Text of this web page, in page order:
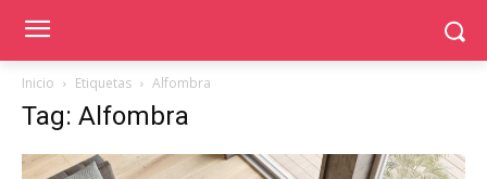
Inicio Etiquetas Alfombra
Tag: Alfombra